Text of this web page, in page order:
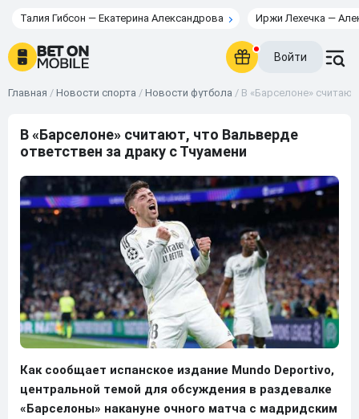
Талия Гибсон — Екатерина Александрова Иржи Лехечка —
Войти
Главная / Новости спорта / Новости футбола / В «Барселоне»
В «Барселоне» считают, что Вальверде
ответствен за драку с Тчуамени
Как сообщает испанское издание Mundo Deportivo,
центральной темой для обсуждения в раздевалке
«Барселоны» накануне очного матча с мадридским